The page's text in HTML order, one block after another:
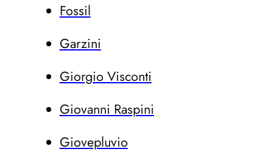
Fossil
Garzini
Giorgio Visconti
Giovanni Raspini
Giovepluvio